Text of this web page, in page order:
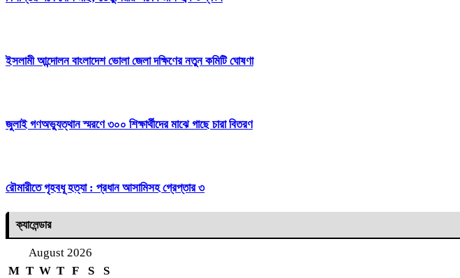
ইসলামী আন্দোলন বাংলাদেশ ভোলা জেলা দক্ষিণের নতুন কমিটি ঘোষণা
জুলাই গণঅভ্যুত্থান স্মরণে ৩০০ শিক্ষার্থীদের মাঝে গাছে চারা বিতরণ
রৌমারীতে গৃহবধূ হত্যা : প্রধান আসামিসহ গ্রেপ্তার ৩
ক্যালেন্ডার
August 2026
M T W T F S
S